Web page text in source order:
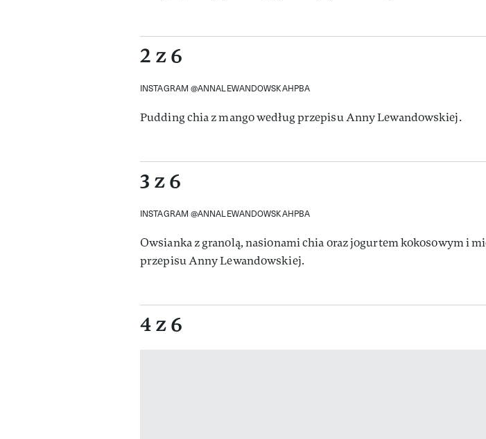
2 z 6
INSTAGRAM @ANNALEWANDOWSKAHPBA
Pudding chia z mango według przepisu Anny Lewandowskiej.
3 z 6
INSTAGRAM @ANNALEWANDOWSKAHPBA
Owsianka z granolą, nasionami chia oraz jogurtem kokosowym i
przepisu Anny Lewandowskiej.
4 z 6